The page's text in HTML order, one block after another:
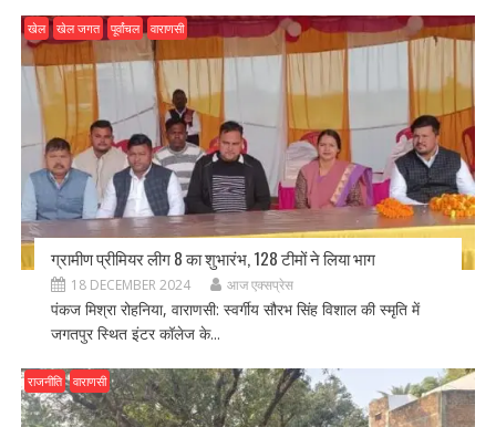
खेल खेल जगत पूर्वांचल वाराणसी
ग्रामीण प्रीमियर लीग 8 का शुभारंभ, 128 टीमों ने लिया भाग
18 DECEMBER 2024 आज एक्सप्रेस
पंकज मिश्रा रोहनिया, वाराणसी: स्वर्गीय सौरभ सिंह विशाल की स्मृति में
जगतपुर स्थित इंटर कॉलेज के...
राजनीति वाराणसी